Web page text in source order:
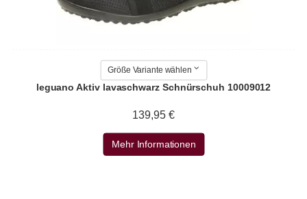
Größe Variante wählen
leguano Aktiv lavaschwarz Schnürschuh 10009012
139,95 €
Mehr Informationen